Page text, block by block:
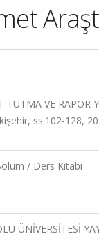
TUTMA VE RAPOR
ss.102-128,
/ Ders Kitabı
ÜNİVERSİTESİ